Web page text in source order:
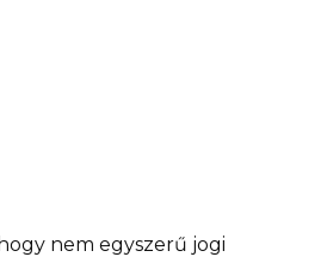
nem egyszerű jogi